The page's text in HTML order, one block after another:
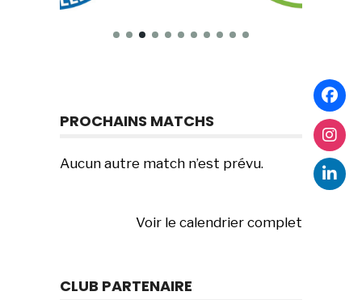
PROCHAINS MATCHS
Aucun autre match n’est prévu.
Voir le calendrier complet
CLUB PARTENAIRE